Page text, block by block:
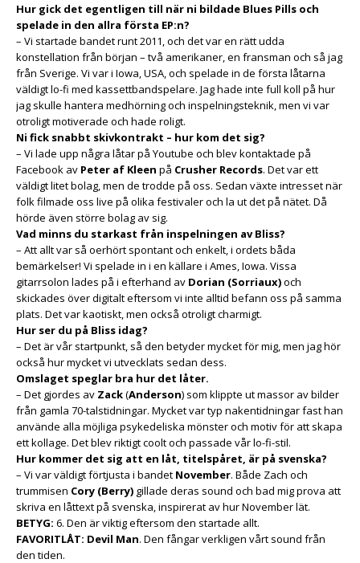
Hur gick det egentligen till när ni bildade Blues Pills och
spelade in den allra första EP:n?
– Vi startade bandet runt 2011, och det var en rätt udda
konstellation från början – två amerikaner, en fransman och så jag
från Sverige. Vi var i Iowa, USA, och spelade in de första låtarna
väldigt lo-fi med kassettbandspelare. Jag hade inte full koll på hur
jag skulle hantera medhörning och inspelningsteknik, men vi var
otroligt motiverade och hade roligt.
Ni fick snabbt skivkontrakt – hur kom det sig?
– Vi lade upp några låtar på Youtube och blev kontaktade på
Facebook av Peter af Kleen på Crusher Records. Det var ett
väldigt litet bolag, men de trodde på oss. Sedan växte intresset när
folk filmade oss live på olika festivaler och la ut det på nätet. Då
hörde även större bolag av sig.
Vad minns du starkast från inspelningen av Bliss?
– Att allt var så oerhört spontant och enkelt, i ordets båda
bemärkelser! Vi spelade in i en källare i Ames, Iowa. Vissa
gitarrsolon lades på i efterhand av Dorian (Sorriaux)och
skickades över digitalt eftersom vi inte alltid befann oss på samma
plats. Det var kaotiskt, men också otroligt charmigt.
Hur ser du på Bliss idag?
– Det är vår startpunkt, så den betyder mycket för mig, men jag hör
också hur mycket vi utvecklats sedan dess.
Omslaget speglar bra hur det låter.
– Det gjordes av Zack(Anderson) som klippte ut massor av bilder
från gamla 70-talstidningar. Mycket var typ nakentidningar fast han
använde alla möjliga psykedeliska mönster och motiv för att skapa
ett kollage. Det blev riktigt coolt och passade vår lo-fi-stil.
Hur kommer det sig att en låt, titelspåret, är på svenska?
– Vi var väldigt förtjusta i bandet November. Både Zach och
trummisen Cory (Berry) gillade deras sound och bad mig prova att
skriva en låttext på svenska, inspirerat av hur November lät.
BETYG: 6. Den är viktig eftersom den startade allt.
FAVORITLÅT: Devil Man. Den fångar verkligen vårt sound från
den tiden.